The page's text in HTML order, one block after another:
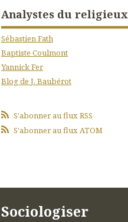
Analystes du religieux
Sébastien Fath
Baptiste Coulmont
Yannick Fer
Blog de J. Baubérot
S'abonner au flux RSS
S'abonner au flux ATOM
Sociologiser